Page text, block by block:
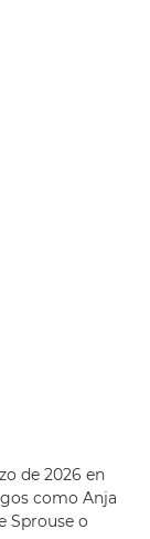
de 2026 en
como Anja
Sprouse o